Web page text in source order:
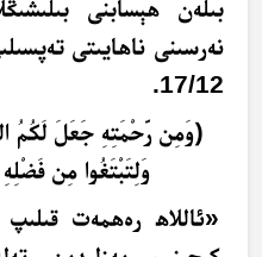
بىلەن ھېسابنى
نەرسىنى ناھايىتى
17/12.
﴿ومن رحمتِهِ جعل لكم
ولتبتغوا من فَضْلِهِ
«ئاللاھ رەھمەت قىلىپ